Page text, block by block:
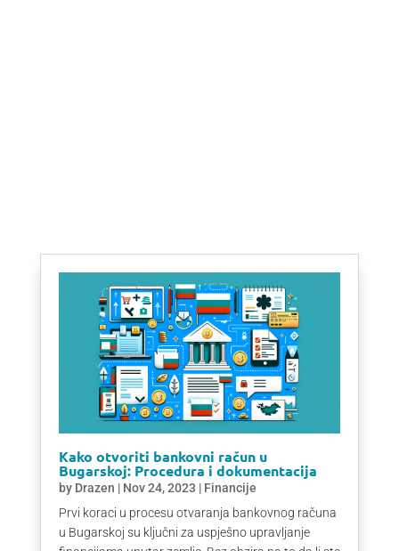
Kako otvoriti bankovni račun u
Bugarskoj: Procedura i dokumentacija
by Drazen | Nov 24, 2023 | Financije
Prvi koraci u procesu otvaranja bankovnog računa
u Bugarskoj su ključni za uspješno upravljanje